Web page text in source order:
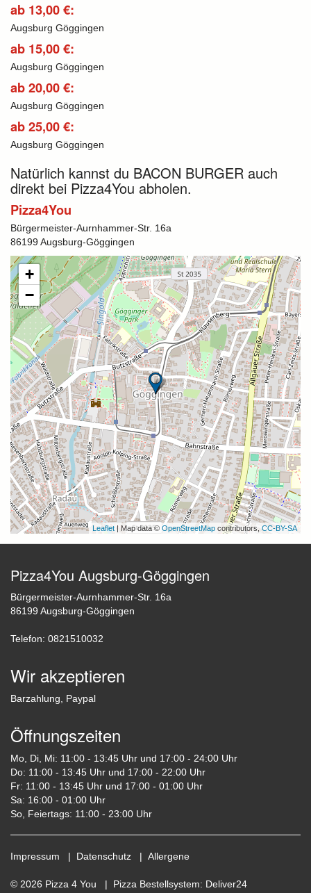
ab 13,00 €:
Augsburg Göggingen
ab 15,00 €:
Augsburg Göggingen
ab 20,00 €:
Augsburg Göggingen
ab 25,00 €:
Augsburg Göggingen
Natürlich kannst du BACON BURGER auch
direkt bei Pizza4You abholen.
Pizza4You
Bürgermeister-Aurnhammer-Str. 16a
86199 Augsburg-Göggingen
+
−
Leaflet| Map data © OpenStreetMap contributors, CC-BY-SA
Pizza4You Augsburg-Göggingen
Bürgermeister-Aurnhammer-Str. 16a
86199 Augsburg-Göggingen
Telefon: 0821510032
Wir akzeptieren
Barzahlung, Paypal
Öffnungszeiten
Mo, Di, Mi: 11:00 - 13:45 Uhr und 17:00 - 24:00 Uhr
Do: 11:00 - 13:45 Uhr und 17:00 - 22:00 Uhr
Fr: 11:00 - 13:45 Uhr und 17:00 - 01:00 Uhr
Sa: 16:00 - 01:00 Uhr
So, Feiertags: 11:00 - 23:00 Uhr
Impressum | Datenschutz | Allergene
© 2026 Pizza 4 You | Pizza Bestellsystem: Deliver24